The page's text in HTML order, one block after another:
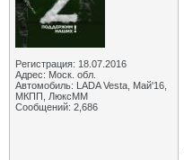
Регистрация: 18.07.2016
Адрес: Моск. обл.
Автомобиль: LADA Vesta, Май'16,
МКПП, ЛюксММ
Сообщений: 2,686